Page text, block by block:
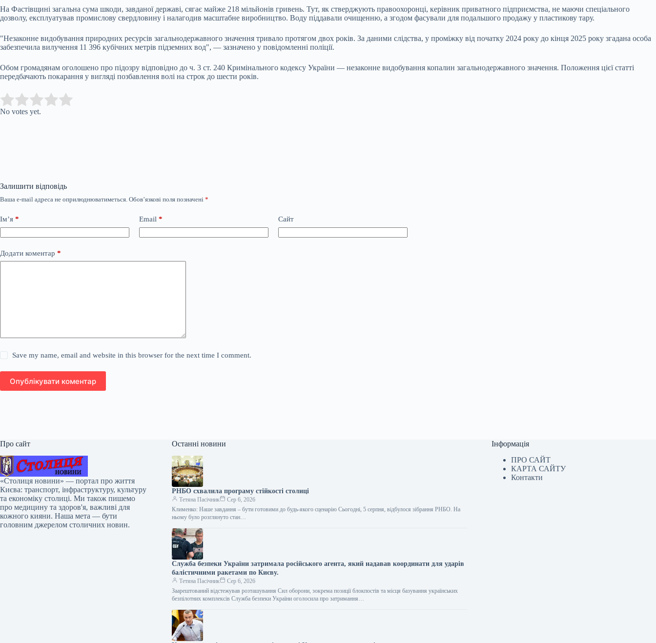
На Фастівщині загальна сума шкоди, завданої державі, сягає майже 218 мільйонів гривень. Тут, як стверджують правоохоронці, керівник приватного підприємства, не маючи спеціального
дозволу, експлуатував промислову свердловину і налагодив масштабне виробництво. Воду піддавали очищенню, а згодом фасували для подальшого продажу у пластикову тару.
"Незаконне видобування природних ресурсів загальнодержавного значення тривало протягом двох років. За даними слідства, у проміжку від початку 2024 року до кінця 2025 року згадана особа
забезпечила вилучення 11 396 кубічних метрів підземних вод", — зазначено у повідомленні поліції.
Обом громадянам оголошено про підозру відповідно до ч. 3 ст. 240 Кримінального кодексу України — незаконне видобування копалин загальнодержавного значення. Положення цієї статті
передбачають покарання у вигляді позбавлення волі на строк до шести років.
Rate this item:
No votes yet.
Залишити відповідь
Ваша e-mail адреса не оприлюднюватиметься. Обов’язкові поля позначені *
Ім’я * Email * Сайт
Додати коментар *
Save my name, email and website in this browser for the next time I comment.
Опублікувати коментар
Про сайт
«Столиця новини» — портал про життя
Києва: транспорт, інфраструктуру, культуру
та економіку столиці. Ми також пишемо
про медицину та здоров'я, важливі для
кожного кияни. Наша мета — бути
головним джерелом столичних новин.
Останні новини
РНБО схвалила програму стійкості столиці
Тетяна Пасічник
Сер 6, 2026
Клименко: Наше завдання – бути готовими до будь-якого сценарію Сьогодні, 5 серпня, відбулося зібрання РНБО. На
ньому було розглянуто стан…
Служба безпеки України затримала російського агента, який надавав координати для ударів
балістичними ракетами по Києву.
Тетяна Пасічник
Сер 6, 2026
Заарештований відстежував розташування Сил оборони, зокрема позиції блокпостів та місця базування українських
безпілотних комплексів Служба безпеки України оголосила про затримання…
Інформація
ПРО САЙТ
КАРТА САЙТУ
Контакти